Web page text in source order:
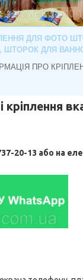
ДЛЯ ФОТО
ШТОРОК ДЛЯ
ПРО
20-13 або на